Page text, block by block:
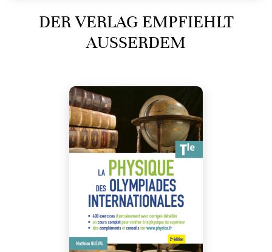
DER VERLAG EMPFIEHLT
AUSSERDEM